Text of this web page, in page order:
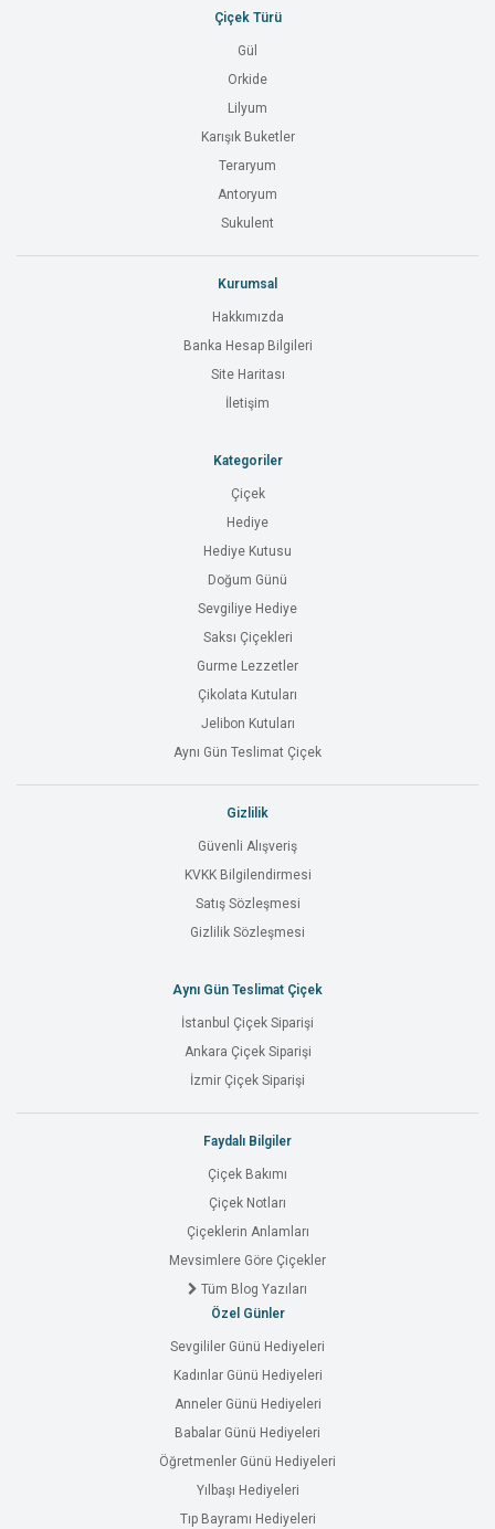
Çiçek Türü
Gül
Orkide
Lilyum
Karışık Buketler
Teraryum
Antoryum
Sukulent
Kurumsal
Hakkımızda
Banka Hesap Bilgileri
Site Haritası
İletişim
Kategoriler
Çiçek
Hediye
Hediye Kutusu
Doğum Günü
Sevgiliye Hediye
Saksı Çiçekleri
Gurme Lezzetler
Çikolata Kutuları
Jelibon Kutuları
Aynı Gün Teslimat Çiçek
Gizlilik
Güvenli Alışveriş
KVKK Bilgilendirmesi
Satış Sözleşmesi
Gizlilik Sözleşmesi
Aynı Gün Teslimat Çiçek
İstanbul Çiçek Siparişi
Ankara Çiçek Siparişi
İzmir Çiçek Siparişi
Faydalı Bilgiler
Çiçek Bakımı
Çiçek Notları
Çiçeklerin Anlamları
Mevsimlere Göre Çiçekler
Tüm Blog Yazıları
Özel Günler
Sevgililer Günü Hediyeleri
Kadınlar Günü Hediyeleri
Anneler Günü Hediyeleri
Babalar Günü Hediyeleri
Öğretmenler Günü Hediyeleri
Yılbaşı Hediyeleri
Tıp Bayramı Hediyeleri